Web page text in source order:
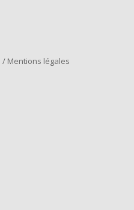
Mentions légales